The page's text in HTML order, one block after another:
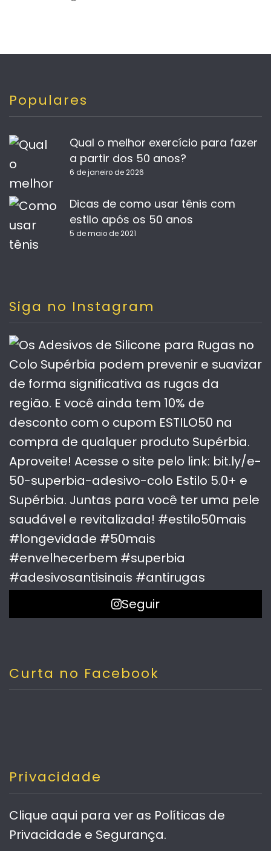
Populares
Qual o melhor exercício para fazer
a partir dos 50 anos?
6 de janeiro de 2026
Dicas de como usar tênis com
estilo após os 50 anos
5 de maio de 2021
Siga no Instagram
Seguir
Curta no Facebook
Privacidade
Clique aqui para ver as Políticas de
Privacidade e Segurança.